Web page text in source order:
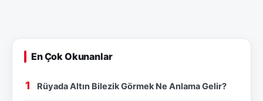
En Çok Okunanlar
Rüyada Altın Bilezik Görmek Ne Anlama Gelir?